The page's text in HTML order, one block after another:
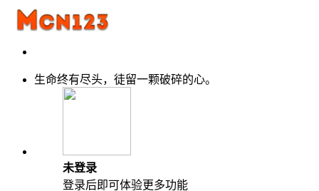
生命终有尽头，徒留一颗破碎的心。
未登录
登录后即可体验更多功能